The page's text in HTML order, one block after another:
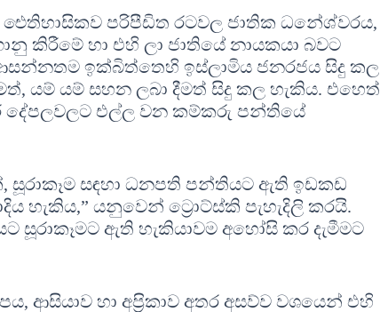
පරිපීඩිත රටවල ජාතික ධනේශ්වරය,
කිරීමේ හා එහි ලා ජාතියේ නායකයා බවට
ඉක්බිත්තෙහි ඉස්ලාමිය ජනරජය සිදු කල
යම් යම් සහන ලබා දීමත් සිදු කල හැකිය. එහෙත්
එල්ල වන කම්කරු පන්තියේ
සූරාකෑම සඳහා ධනපති පන්තියට ඇති ඉඩකඩ
හැකිය,” යනුවෙන් ට්‍රොට්ස්කි පැහැදිලි කරයි.
සූරාකෑමට ඇති හැකියාවම අහෝසි කර දැමීමට
ආසියාව හා අප‍්‍රිකාව අතර අසව්ව වශයෙන් එහි